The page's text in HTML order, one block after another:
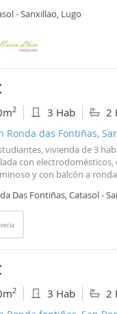
solo
en Calle Rio Chamoso de
, tres dormitorios , cocina
tendal , calefacción y agua
de magisterio ,
- Sanxillao, Lugo
2 3 Hab 2
Ronda das Fontiñas,
vivienda de 3
con
y con balcón a
largo paseo y acceso al
que necesites: banco,
Das Fontiñas, Catasol -
2 3 Hab 2